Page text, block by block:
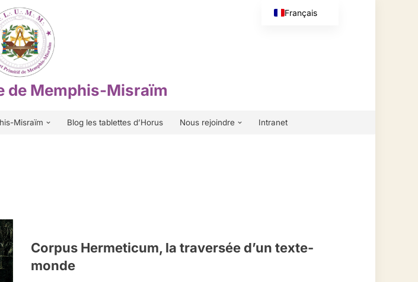
de Memphis-Misraïm
Misraïm Blog les tablettes d’Horus Nous rejoindre Intranet
Corpus Hermeticum, la traversée d’un texte-
monde
Français